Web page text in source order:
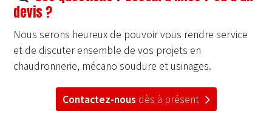
devis ?
Nous serons heureux de pouvoir vous rendre service
et de discuter ensemble de vos projets en
chaudronnerie, mécano soudure et usinages.
Contactez-nous dès à présent